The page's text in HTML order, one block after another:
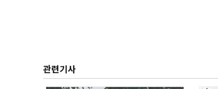
관련기사